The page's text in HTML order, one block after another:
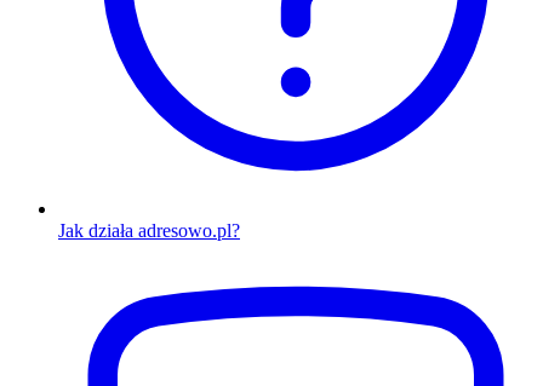
Jak działa adresowo.pl?